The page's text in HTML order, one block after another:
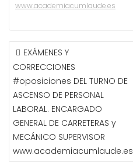
www.academiacumlaude.es
NAVEGACIÓN
DE
ENTRADAS
EXÁMENES Y
CORRECCIONES
#oposiciones DEL TURNO DE
ASCENSO DE PERSONAL
LABORAL. ENCARGADO
GENERAL DE CARRETERAS y
MECÁNICO SUPERVISOR
www.academiacumlaude.es